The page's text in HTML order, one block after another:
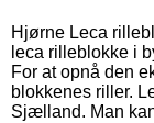
Hjørne Leca
leca rilleblokke i
For at opnå den
blokkenes riller.
Sjælland. Man